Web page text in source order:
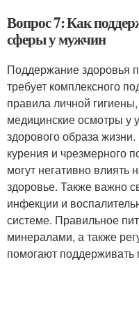
Вопрос 7: Как
сферы у мужчин
Поддержание здоровья
требует комплексного
правила личной
медицинские осмотры у
здорового образа
курения и чрезмерного
могут негативно влиять
здоровье. Также важно
инфекции и
системе. Правильное
минералами, а также
помогают